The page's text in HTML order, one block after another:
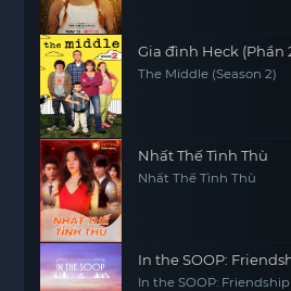
Gia đình Heck (Phần
The Middle (Season 2)
Nhất Thế Tình Thù
Nhất Thế Tình Thù
In the SOOP:
In the SOOP: